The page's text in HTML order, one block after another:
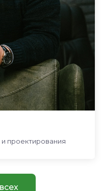
проектирования